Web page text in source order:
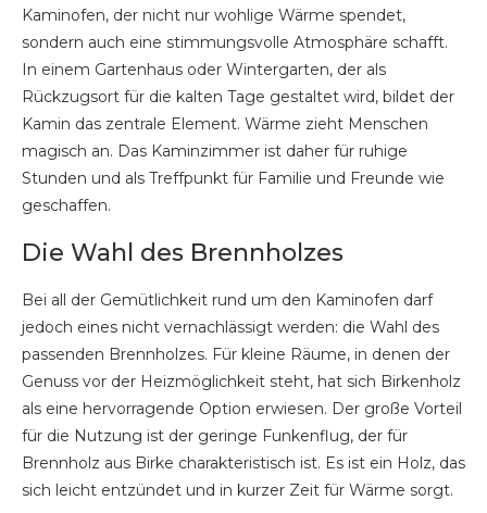
Kaminofen, der nicht nur wohlige Wärme spendet,
sondern auch eine stimmungsvolle Atmosphäre schafft.
In einem Gartenhaus oder Wintergarten, der als
Rückzugsort für die kalten Tage gestaltet wird, bildet der
Kamin das zentrale Element. Wärme zieht Menschen
magisch an. Das Kaminzimmer ist daher für ruhige
Stunden und als Treffpunkt für Familie und Freunde wie
geschaffen.
Die Wahl des Brennholzes
Bei all der Gemütlichkeit rund um den Kaminofen darf
jedoch eines nicht vernachlässigt werden: die Wahl des
passenden Brennholzes. Für kleine Räume, in denen der
Genuss vor der Heizmöglichkeit steht, hat sich Birkenholz
als eine hervorragende Option erwiesen. Der große Vorteil
für die Nutzung ist der geringe Funkenflug, der für
Brennholz aus Birke charakteristisch ist. Es ist ein Holz, das
sich leicht entzündet und in kurzer Zeit für Wärme sorgt.